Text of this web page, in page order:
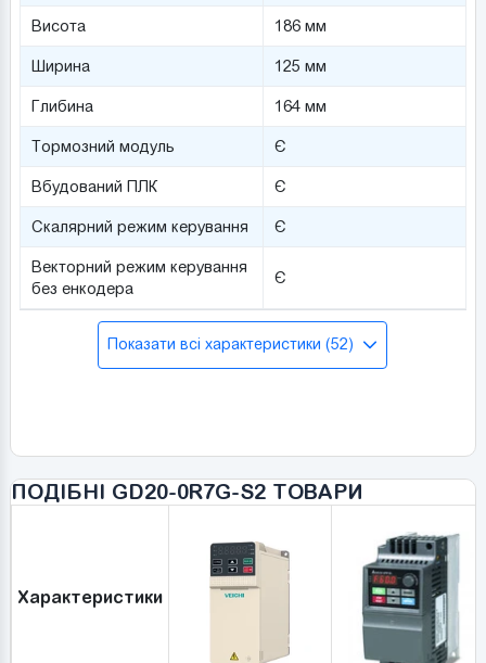
Висота 186 мм
Ширина 125 мм
Глибина 164 мм
Тормозний модуль Є
Вбудований ПЛК Є
Скалярний режим керування Є
Векторний режим керування
без енкодера
Є
Показати всі характеристики (52)
ПОДІБНІ GD20-0R7G-S2 ТОВАРИ
Характеристики